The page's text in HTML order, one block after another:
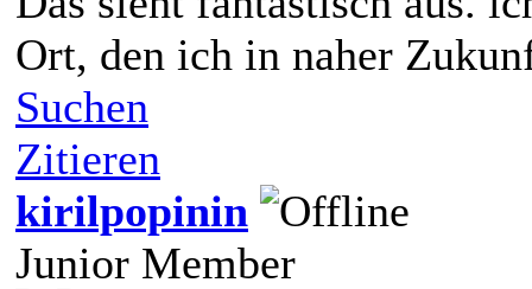
Ort, den ich in naher
Suchen
Zitieren
kirilpopinin
Junior Member